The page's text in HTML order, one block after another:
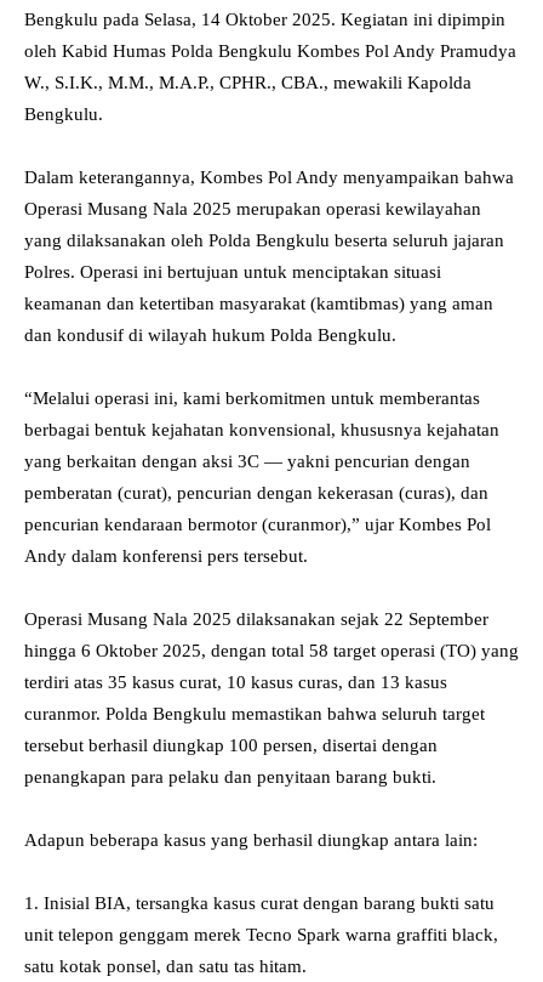
Bengkulu pada Selasa, 14 Oktober 2025. Kegiatan ini dipimpin
oleh Kabid Humas Polda Bengkulu Kombes Pol Andy Pramudya
W., S.I.K., M.M., M.A.P., CPHR., CBA., mewakili Kapolda
Bengkulu.
‎Dalam keterangannya, Kombes Pol Andy menyampaikan bahwa
Operasi Musang Nala 2025 merupakan operasi kewilayahan
yang dilaksanakan oleh Polda Bengkulu beserta seluruh jajaran
Polres. Operasi ini bertujuan untuk menciptakan situasi
keamanan dan ketertiban masyarakat (kamtibmas) yang aman
dan kondusif di wilayah hukum Polda Bengkulu.
‎“Melalui operasi ini, kami berkomitmen untuk memberantas
berbagai bentuk kejahatan konvensional, khususnya kejahatan
yang berkaitan dengan aksi 3C — yakni pencurian dengan
pemberatan (curat), pencurian dengan kekerasan (curas), dan
pencurian kendaraan bermotor (curanmor),” ujar Kombes Pol
Andy dalam konferensi pers tersebut.
‎Operasi Musang Nala 2025 dilaksanakan sejak 22 September
hingga 6 Oktober 2025, dengan total 58 target operasi (TO) yang
terdiri atas 35 kasus curat, 10 kasus curas, dan 13 kasus
curanmor. Polda Bengkulu memastikan bahwa seluruh target
tersebut berhasil diungkap 100 persen, disertai dengan
penangkapan para pelaku dan penyitaan barang bukti.
‎Adapun beberapa kasus yang berhasil diungkap antara lain:
‎1. Inisial BIA, tersangka kasus curat dengan barang bukti satu
unit telepon genggam merek Tecno Spark warna graffiti black,
satu kotak ponsel, dan satu tas hitam.